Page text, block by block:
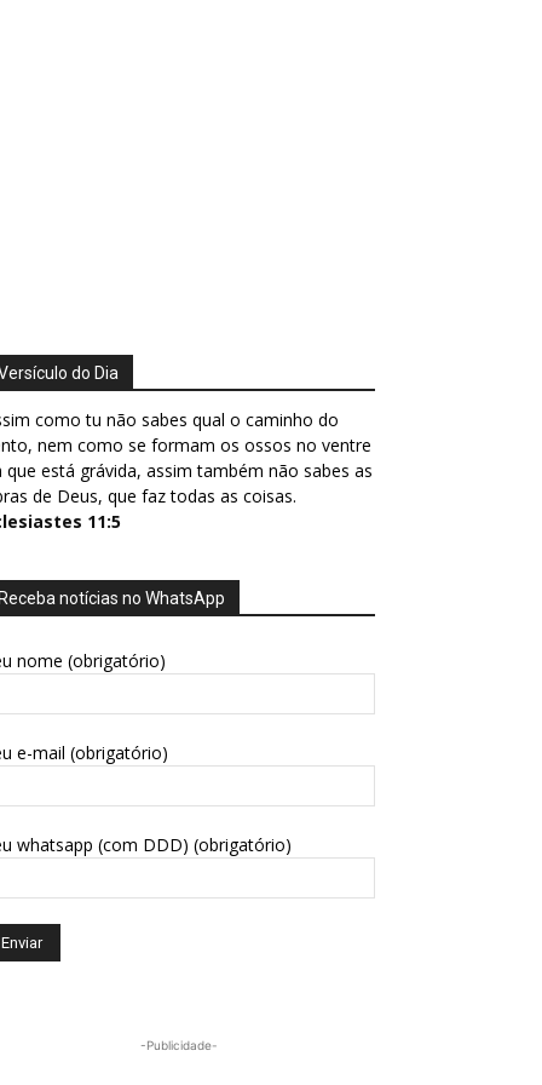
do Dia
como tu não sabes qual o caminho do
nem como se formam os ossos no ventre
que está grávida, assim também não sabes as
de Deus, que faz todas as coisas.
11:5
Receba notícias no WhatsApp
nome (obrigatório)
e-mail (obrigatório)
whatsapp (com DDD) (obrigatório)
-Publicidade-